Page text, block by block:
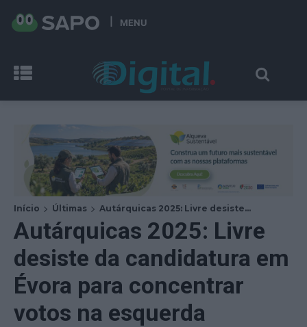
MENU
Início Últimas Autárquicas 2025: Livre desiste...
Autárquicas 2025: Livre
desiste da candidatura em
Évora para concentrar
votos na esquerda